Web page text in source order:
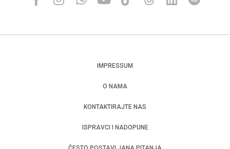
IMPRESSUM
O NAMA
KONTAKTIRAJTE NAS
ISPRAVCI I NADOPUNE